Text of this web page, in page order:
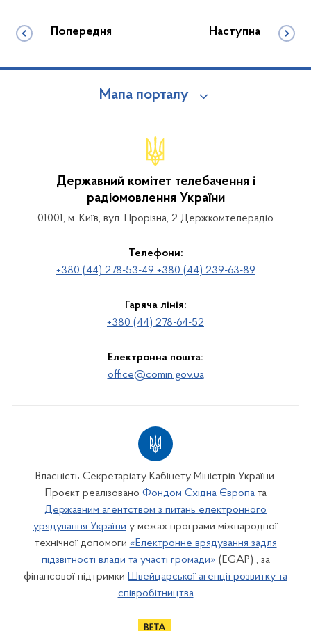
Попередня Наступна
Мапа порталу
Державний комітет телебачення і
радіомовлення України
01001, м. Київ, вул. Прорізна, 2 Держкомтелерадіо
Телефони:
+380 (44) 278-53-49 +380 (44) 239-63-89
Гаряча лінія:
+380 (44) 278-64-52
Електронна пошта:
office@comin.gov.ua
Власність Секретаріату Кабінету Міністрів України.
Проєкт реалізовано Фондом Східна Європата
Державним агентством з питань електронного
урядування України у межах програми міжнародної
технічної допомоги «Електронне врядування задля
підзвітності влади та участі громади» (EGAP) , за
фінансової підтримки Швейцарської агенції розвитку та
співробітництва